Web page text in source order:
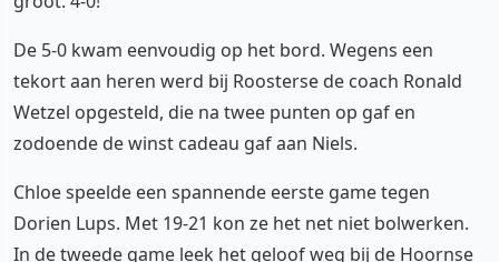
De 5-0 kwam eenvoudig op het bord. Wegens een
tekort aan heren werd bij Roosterse de coach Ronald
Wetzel opgesteld, die na twee punten op gaf en
zodoende de winst cadeau gaf aan Niels.
Chloe speelde een spannende eerste game tegen
Dorien Lups. Met 19-21 kon ze het net niet bolwerken.
In de tweede game leek het geloof weg bij de Hoornse